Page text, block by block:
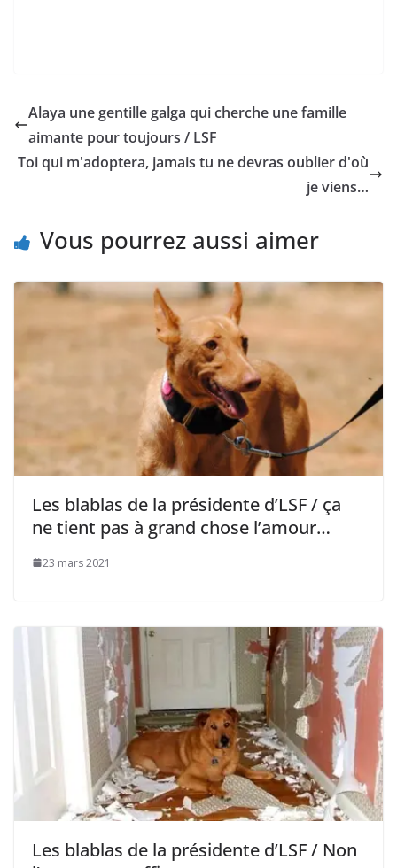
Alaya une gentille galga qui cherche une famille
aimante pour toujours / LSF
Toi qui m'adoptera, jamais tu ne devras oublier d'où
je viens…
Vous pourrez aussi aimer
Les blablas de la présidente d’LSF / ça
ne tient pas à grand chose l’amour…
23 mars 2021
Les blablas de la présidente d’LSF / Non